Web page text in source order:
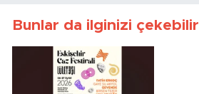
Bunlar da ilginizi çekebilir